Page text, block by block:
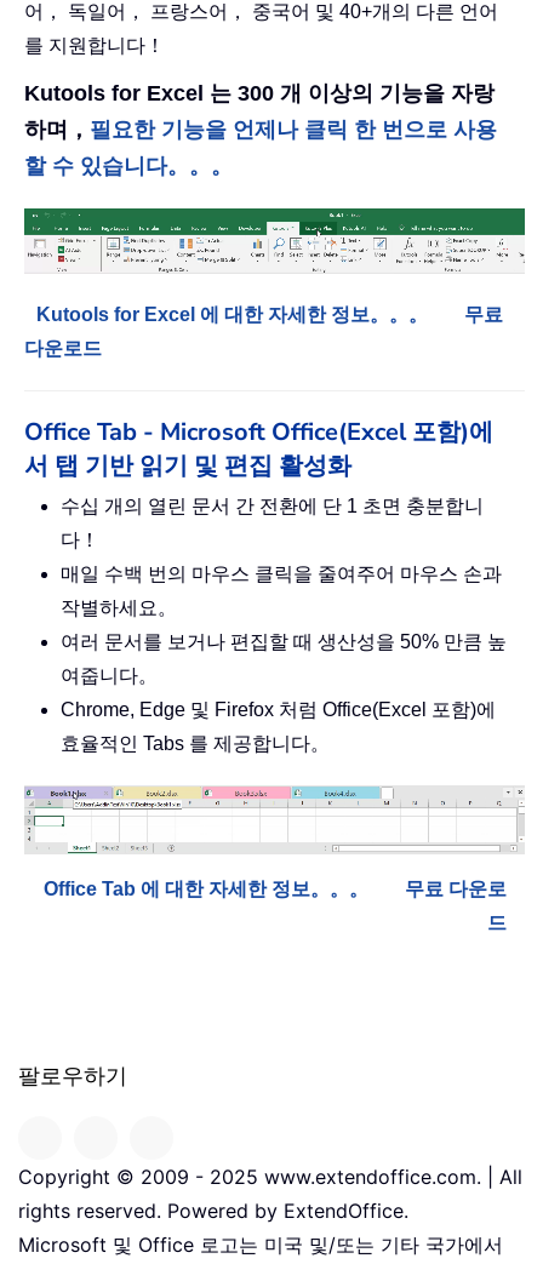
어， 독일어， 프랑스어， 중국어 및 40+개의 다른 언어
를 지원합니다！
Kutools for Excel 는 300 개 이상의 기능을 자랑
하며， 필요한 기능을 언제나 클릭 한 번으로 사용
할 수 있습니다。。。
Kutools for Excel 에 대한 자세한 정보。。。
무료
다운로드
Office Tab - Microsoft Office(Excel 포함)에
서 탭 기반 읽기 및 편집 활성화
수십 개의 열린 문서 간 전환에 단 1 초면 충분합니
다！
매일 수백 번의 마우스 클릭을 줄여주어 마우스 손과
작별하세요。
여러 문서를 보거나 편집할 때 생산성을 50% 만큼 높
여줍니다。
Chrome, Edge 및 Firefox 처럼 Office(Excel 포함)에
효율적인 Tabs 를 제공합니다。
Office Tab 에 대한 자세한 정보。。。
무료 다운로
드
팔로우하기
Copyright © 2009 - 2025 www.extendoffice.com. | All
rights reserved. Powered by ExtendOffice.
Microsoft 및 Office 로고는 미국 및/또는 기타 국가에서